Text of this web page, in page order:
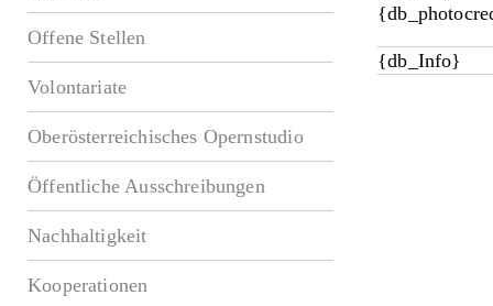
Offene Stellen
Volontariate
Oberösterreichisches Opernstudio
Öffentliche Ausschreibungen
Nachhaltigkeit
Kooperationen
{db_Info}